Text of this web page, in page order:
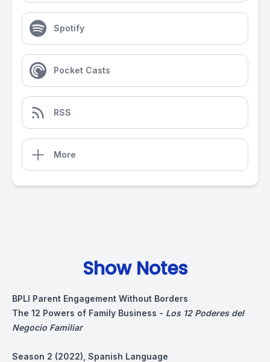
Spotify
Pocket Casts
RSS
More
Show Notes
BPLI Parent Engagement Without Borders
The 12 Powers of Family Business - Los 12 Poderes del
Negocio Familiar
Season 2 (2022), Spanish Language